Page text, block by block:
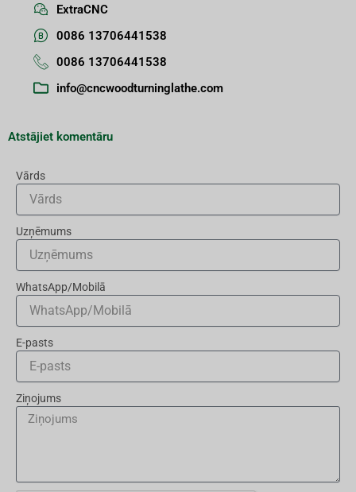
ExtraCNC
0086 13706441538
0086 13706441538
info@cncwoodturninglathe.com
Atstājiet komentāru
Vārds
Uzņēmums
WhatsApp/Mobilā
E-pasts
Ziņojums